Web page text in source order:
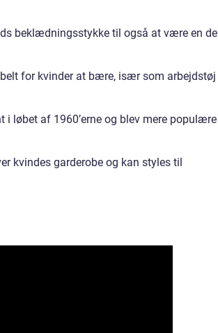
beklædningsstykke til også at være en del
for kvinder at bære, især som arbejdstøj
løbet af 1960’erne og blev mere populære
kvindes garderobe og kan styles til